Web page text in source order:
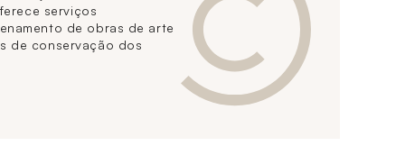
serviços
de obras de arte
de conservação dos